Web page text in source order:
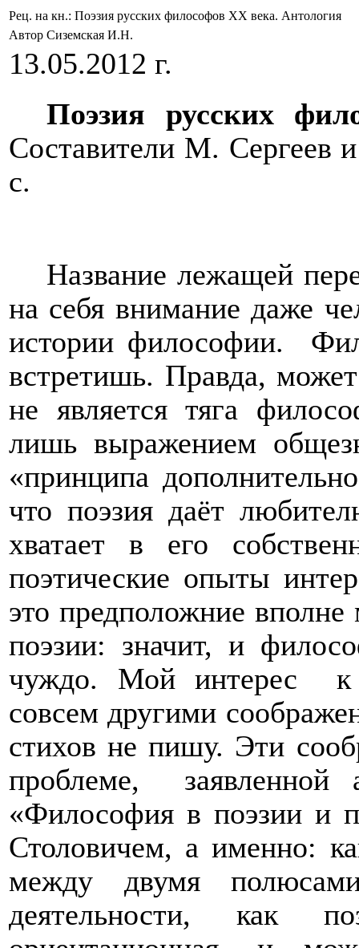
Рец. на кн.: Поэзия русских философов XX века. Антология
Автор Сиземская И.Н.
13.05.2012 г.
Поэзия русских
Составители М. Сергеев
с.
Название лежащей
на себя внимание даже
истории философии.
встретишь. Правда,
не является тяга
лишь выражением
«принципа
что поэзия даёт
хватает в его
поэтические опыты
это предположние вполне
поэзии: значит, и
чуждо. Мой интерес
совсем другими
стихов не пишу. Эти
проблеме,
заявленной
«Философия в поэзии и
Столовичем, а именно:
между двумя
деятельности, как